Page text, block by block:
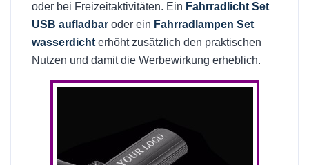
oder bei Freizeitaktivitäten. Ein Fahrradlicht Set
USB aufladbar oder ein Fahrradlampen Set
wasserdicht erhöht zusätzlich den praktischen
Nutzen und damit die Werbewirkung erheblich.